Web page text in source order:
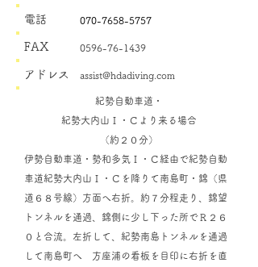
電話 070-7658-5757
FAX 0596-76-1439
アドレス assist@hdadiving.com
紀勢自動車道・
紀勢大内山Ｉ・Ｃより来る場合
（約２０分）
伊勢自動車道・勢和多気Ｉ・Ｃ経由で紀勢自動
車道紀勢大内山Ｉ・Ｃを降りて南島町・錦（県
道６８号線）方面へ右折。約７分程走り、錦望
トンネルを通過、錦側に少し下った所でＲ２６
０と合流。左折して、紀勢南島トンネルを通過
して南島町へ 方座浦の看板を目印に右折を直